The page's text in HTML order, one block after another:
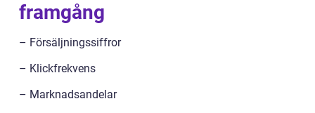
framgång
– Försäljningssiffror
– Klickfrekvens
– Marknadsandelar